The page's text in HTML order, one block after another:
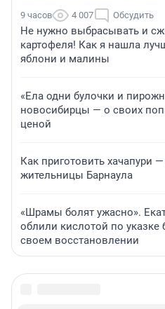
9 часов 4 007 Обсудить
Не нужно выбрасывать и
картофеля! Как я нашла
яблони и малины
«Ела одни булочки и
новосибирцы — о своих
ценой
Как приготовить хачапури
жительницы Барнаула
«Шрамы болят ужасно».
облили кислотой по указке
своем восстановлении